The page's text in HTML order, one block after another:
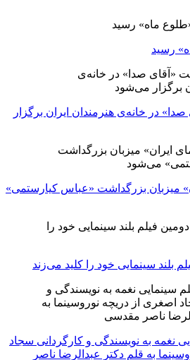
در خانه‌ی هنرمندان ایران برگزار
میزبان بزرگداشت «عباس کیارستمی»
بلند سینمایی خود را کلید می‌زند
نغمه به نویسندگی و کارگردانی سجاد
به قلم دکتر عبدالرضا ناصر